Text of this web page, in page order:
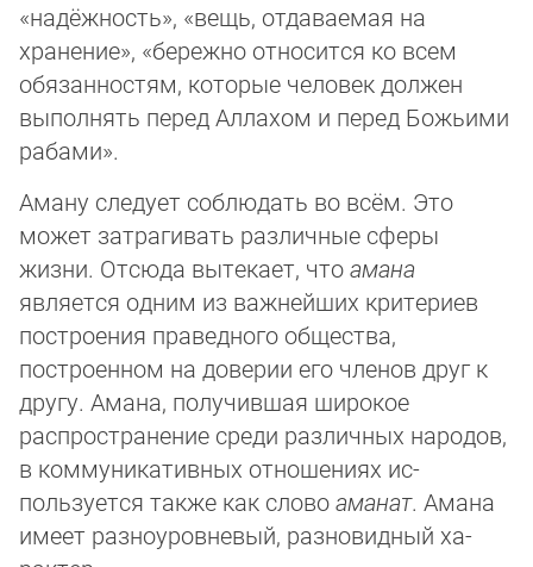
«надёжность», «вещь, отдаваемая на
хранение», «бе­реж­но относится ко всем
обязанностям, которые человек должен
выполнять перед Ал­ла­хом и перед Божьими
рабами».
Аману следует соблюдать во всём. Это
может зат­ра­ги­вать различные сферы
жизни. От­сю­да вытекает, чтоамана
является одним из важ­ней­ших критериев
построения пра­вед­но­го общества,
построенном на доверии его чле­нов друг к
другу. Амана, полу­чив­шая ши­рокое
распространение среди различных на­ро­дов,
в коммуникативных отноше­ни­ях ис­
пользуется также как словоаманат. Ама­на
имеет разноуровневый, разно­вид­ный ха­